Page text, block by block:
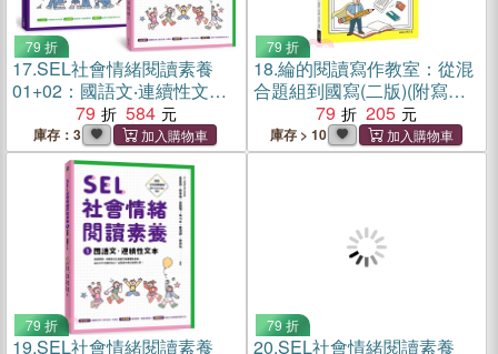
79 折
17.SEL社會情緒閱讀素養
01+02：國語文‧連續性文本
+非連續性文本（共兩冊）
79 584
庫存：3
79 折
18.綸的閱讀寫作教室：從混
合題組到國寫(二版)(附寫作
79 205
庫存 > 10
79 折
19.SEL社會情緒閱讀素養
79 折
20.SEL社會情緒閱讀素養